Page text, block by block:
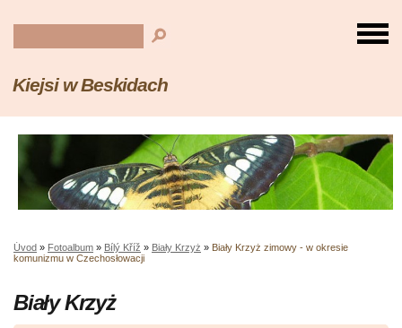
Kiejsi w Beskidach
Úvod » Fotoalbum » Bílý Kříž » Biały Krzyż » Biały Krzyż zimowy - w okresie
komunizmu w Czechosłowacji
Biały Krzyż